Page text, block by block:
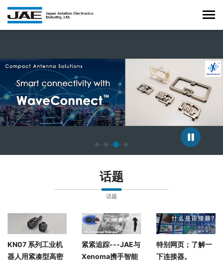
话题
话题
KN07 系列工业机
器人用紧凑型高密
紧紧追踪---JAE与
Xenoma携手智能
特别网页；了解一
下连接器。